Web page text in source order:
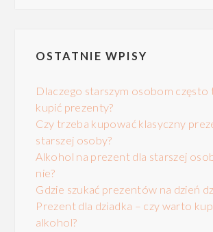
OSTATNIE WPISY
Dlaczego starszym osobom
kupić prezenty?
Czy trzeba kupować klasyczny
starszej osoby?
Alkohol na prezent dla starszej
nie?
Gdzie szukać prezentów na dzień
Prezent dla dziadka – czy warto
alkohol?